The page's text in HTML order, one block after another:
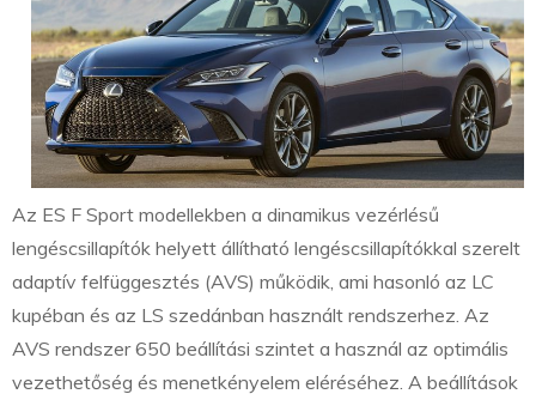
Az ES F Sport modellekben a dinamikus vezérlésű
lengéscsillapítók helyett állítható lengéscsillapítókkal szerelt
adaptív felfüggesztés (AVS) működik, ami hasonló az LC
kupéban és az LS szedánban használt rendszerhez. Az
AVS rendszer 650 beállítási szintet a használ az optimális
vezethetőség és menetkényelem eléréséhez. A beállítások